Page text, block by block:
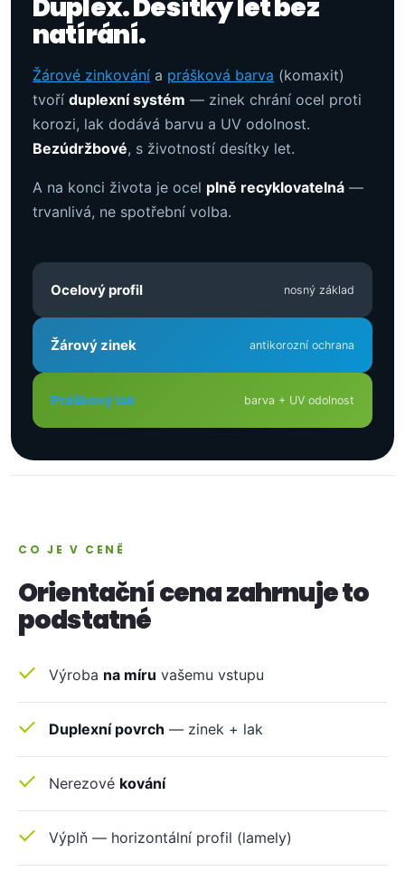
Duplex. Desítky let bez
natírání.
Žárové zinkování a prášková barva (komaxit)
tvoří duplexní systém — zinek chrání ocel proti
korozi, lak dodává barvu a UV odolnost.
Bezúdržbové, s životností desítky let.
A na konci života je ocel plně recyklovatelná —
trvanlivá, ne spotřební volba.
Ocelový profil nosný základ
Žárový zinek antikorozní ochrana
Práškový lak barva + UV odolnost
CO JE V CENĚ
Orientační cena zahrnuje to
podstatné
Výroba na míru vašemu vstupu
Duplexní povrch — zinek + lak
Nerezové kování
Výplň — horizontální profil (lamely)